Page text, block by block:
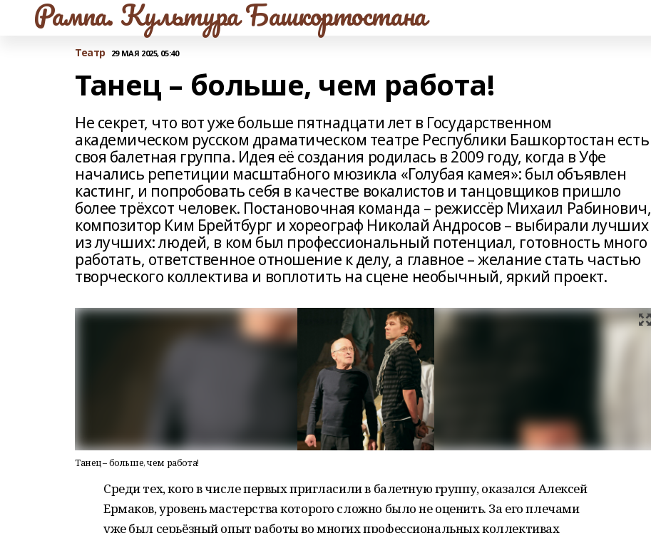
Рампа. Культура Башкортостана
Театр 29 МАЯ 2025, 05:40
Танец – больше, чем работа!
Не секрет, что вот уже больше пятнадцати лет в Государственном
академическом русском драматическом театре Республики Башкортостан есть
своя балетная группа. Идея её создания родилась в 2009 году, когда в Уфе
начались репетиции масштабного мюзикла «Голубая камея»: был объявлен
кастинг, и попробовать себя в качестве вокалистов и танцовщиков пришло
более трёхсот человек. Постановочная команда – режиссёр Михаил Рабинович,
композитор Ким Брейтбург и хореограф Николай Андросов – выбирали лучших
из лучших: людей, в ком был профессиональный потенциал, готовность много
работать, ответственное отношение к делу, а главное – желание стать частью
творческого коллектива и воплотить на сцене необычный, яркий проект.
Танец – больше, чем работа!
Среди тех, кого в числе первых пригласили в балетную группу, оказался Алексей
Ермаков, уровень мастерства которого сложно было не оценить. За его плечами
уже был серьёзный опыт работы во многих профессиональных коллективах